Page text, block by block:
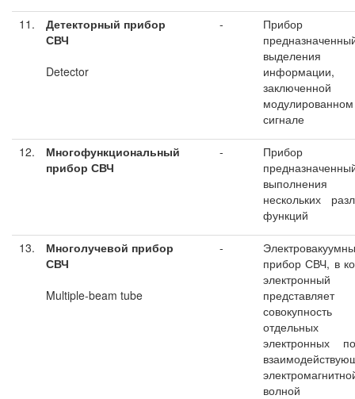
11.
Детекторный прибор
СВЧ
Detector
-
Прибор
выделения
информации,
модулированном
сигнале
12.
Многофункциональный
прибор СВЧ
-
Прибор
выполнения
нескольких
функций
13.
Многолучевой прибор
СВЧ
Multiple-beam tube
-
прибор СВЧ, в
электронный
представляет
совокупность
отдельных
электронных
волной